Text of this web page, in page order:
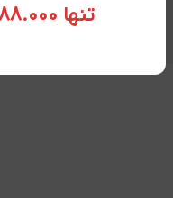
تنها 288.000 تومان تحویل آنی